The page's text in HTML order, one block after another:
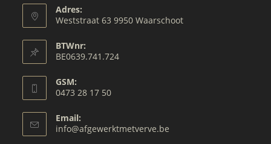
Adres:
Weststraat 63 9950 Waarschoot
BTWnr:
BE0639.741.724
GSM:
0473 28 17 50
in
your
Email:
info@afgewerktmetverve.be